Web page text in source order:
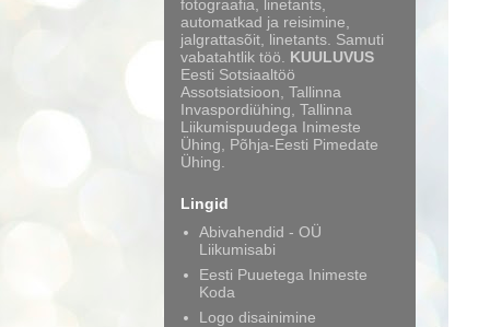
fotograafia, linetants,
automatkad ja reisimine,
jalgrattasõit, linetants. Samuti
vabatahtlik töö. KUULUVUS
Eesti Sotsiaaltöö
Assotsiatsioon, Tallinna
Invaspordiühing, Tallinna
Liikumispuudega Inimeste
Ühing, Põhja-Eesti Pimedate
Ühing.
Lingid
Abivahendid - OÜ
Liikumisabi
Eesti Puuetega Inimeste
Koda
Logo disainimine